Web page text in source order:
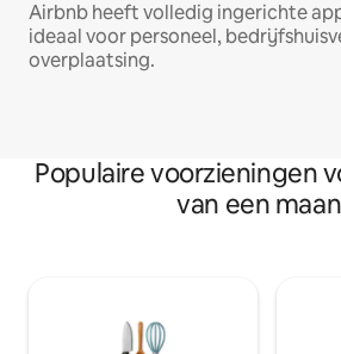
Airbnb heeft volledig ingerichte
ideaal voor personeel,
overplaatsing.
Populaire voorzieningen
van een